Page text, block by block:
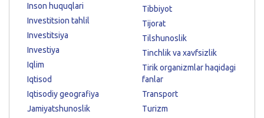
Inson huquqlari
Investitsion tahlil
Investitsiya
Investiya
Iqlim
Iqtisod
Iqtisodiy geografiya
Jamiyatshunoslik
Tibbiyot
Tijorat
Tilshunoslik
Tinchlik va xavfsizlik
Tirik organizmlar haqidagi
fanlar
Transport
Turizm